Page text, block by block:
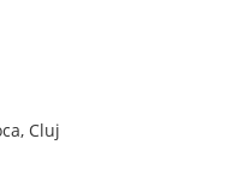
Cluj